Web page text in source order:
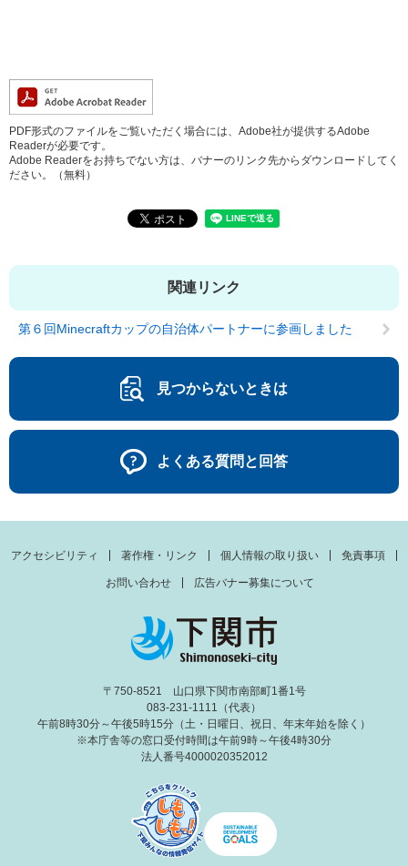
PDF形式のファイルをご覧いただく場合には、Adobe社が提供するAdobe
Readerが必要です。
Adobe Readerをお持ちでない方は、バナーのリンク先からダウンロードしてく
ださい。（無料）
関連リンク
第６回Minecraftカップの自治体パートナーに参画しました
見つからないときは
よくある質問と回答
アクセシビリティ 著作権・リンク 個人情報の取り扱い 免責事項
お問い合わせ 広告バナー募集について
〒750-8521 山口県下関市南部町1番1号
083-231-1111（代表）
午前8時30分～午後5時15分（土・日曜日、祝日、年末年始を除く）
※本庁舎等の窓口受付時間は午前9時～午後4時30分
法人番号4000020352012